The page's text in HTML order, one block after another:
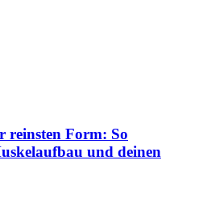
reinsten Form: So
und deinen